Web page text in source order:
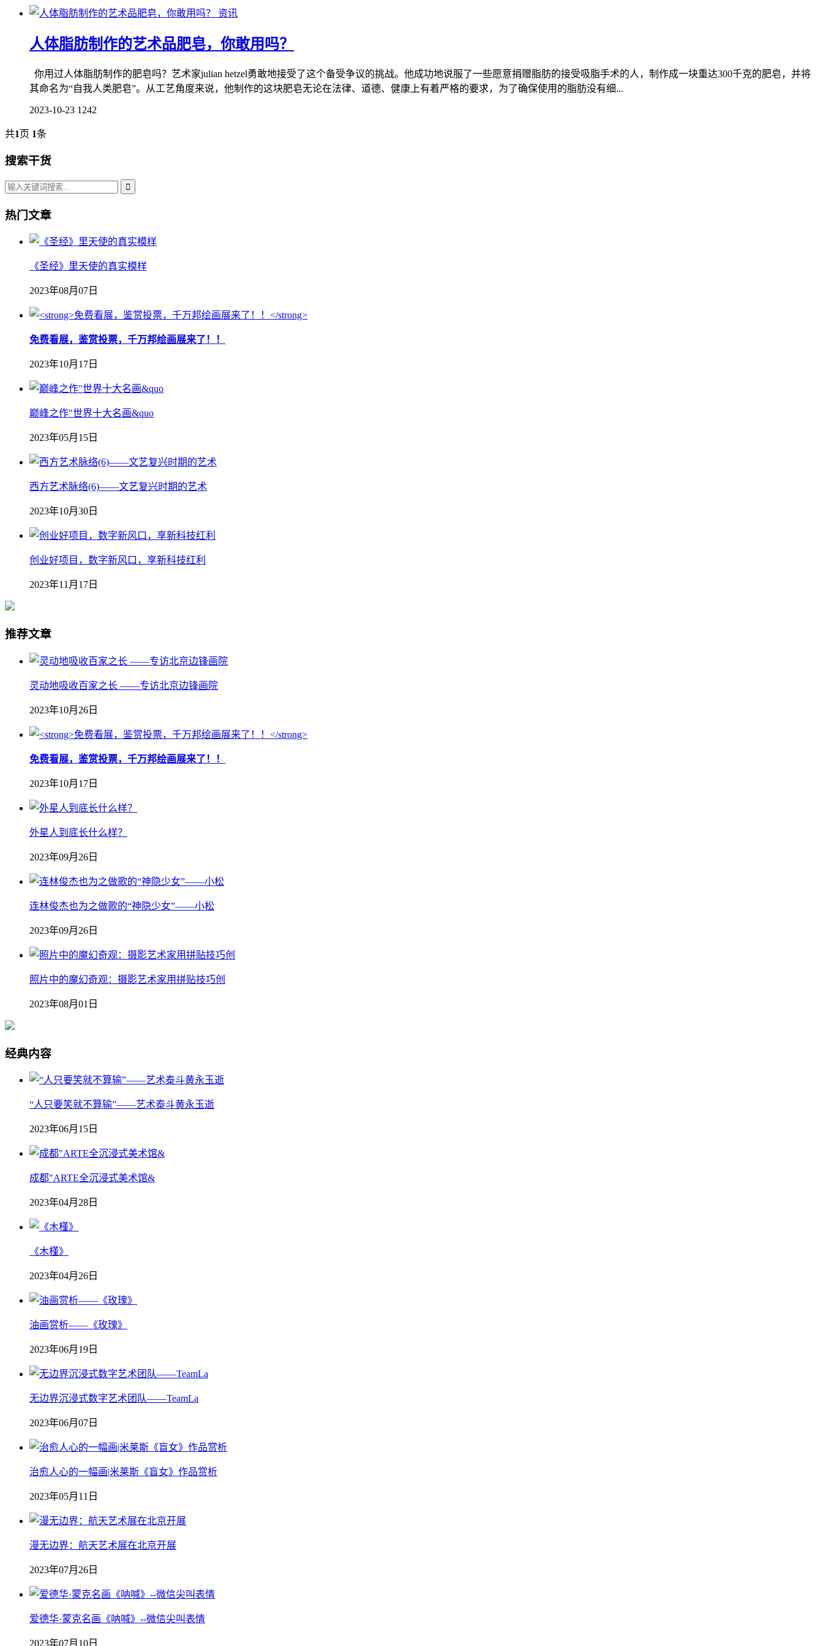
资讯
人体脂肪制作的艺术品肥皂，你敢用吗？
你用过人体脂肪制作的肥皂吗？艺术家julian hetzel勇敢地接受了这个备受争议的挑战。他成功地说服了一些愿意捐赠脂肪的接受吸脂手术的人，制作成一块重达300千克的肥皂，并将
其命名为“自我人类肥皂”。从工艺角度来说，他制作的这块肥皂无论在法律、道德、健康上有着严格的要求，为了确保使用的脂肪没有细...
2023-10-23 1242
共1页 1条
搜索干货
热门文章
《圣经》里天使的真实模样
2023年08月07日
免费看展，鉴赏投票，千万邦绘画展来了！！
2023年10月17日
巅峰之作"世界十大名画&quo
2023年05月15日
西方艺术脉络(6)——文艺复兴时期的艺术
2023年10月30日
创业好项目，数字新风口，享新科技红利
2023年11月17日
推荐文章
灵动地吸收百家之长 ——专访北京边锋画院
2023年10月26日
免费看展，鉴赏投票，千万邦绘画展来了！！
2023年10月17日
外星人到底长什么样？
2023年09月26日
连林俊杰也为之做歌的“神隐少女”——小松
2023年09月26日
照片中的魔幻奇观：摄影艺术家用拼贴技巧创
2023年08月01日
经典内容
“人只要笑就不算输”——艺术泰斗黄永玉逝
2023年06月15日
成都"ARTE全沉浸式美术馆&
2023年04月28日
《木槿》
2023年04月26日
油画赏析——《玫瑰》
2023年06月19日
无边界沉浸式数字艺术团队——TeamLa
2023年06月07日
治愈人心的一幅画|米莱斯《盲女》作品赏析
2023年05月11日
漫无边界：航天艺术展在北京开展
2023年07月26日
爱德华·蒙克名画《呐喊》--微信尖叫表情
2023年07月10日